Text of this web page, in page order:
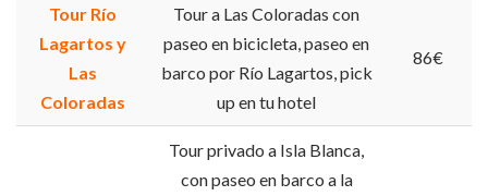
Tour Río
Lagartos y
Las
Coloradas
Tour a Las Coloradas con
paseo en bicicleta, paseo en
barco por Río Lagartos, pick
up en tu hotel
86€
Tour privado a Isla Blanca,
con paseo en barco a la